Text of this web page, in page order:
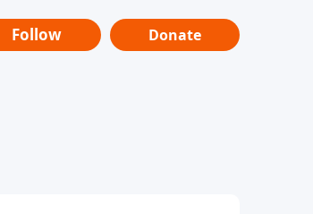
Follow Donate